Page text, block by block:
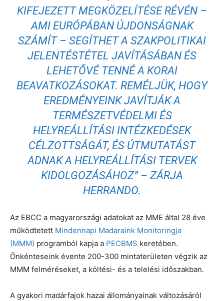
KIFEJEZETT MEGKÖZELÍTÉSE RÉVÉN –
AMI EURÓPÁBAN ÚJDONSÁGNAK
SZÁMÍT – SEGÍTHET A SZAKPOLITIKAI
JELENTÉSTÉTEL JAVÍTÁSÁBAN ÉS
LEHETŐVÉ TENNÉ A KORAI
BEAVATKOZÁSOKAT. REMÉLJÜK, HOGY
EREDMÉNYEINK JAVÍTJÁK A
TERMÉSZETVÉDELMI ÉS
HELYREÁLLÍTÁSI INTÉZKEDÉSEK
CÉLZOTTSÁGÁT, ÉS ÚTMUTATÁST
ADNAK A HELYREÁLLÍTÁSI TERVEK
KIDOLGOZÁSÁHOZ”– ZÁRJA
HERRANDO.
Az EBCC a magyarországi adatokat az MME által 28 éve
működtetett Mindennapi Madaraink Monitoringja
(MMM) programból kapja a PECBMS keretében.
Önkénteseink évente 200-300 mintaterületen végzik az
MMM felméréseket, a költési- és a telelési időszakban.
A gyakori madárfajok hazai állományainak változásáról